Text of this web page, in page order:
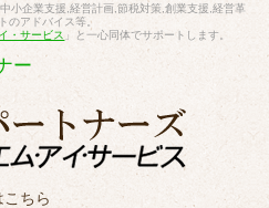
小企業支援,経営計画,節税対策,創業支援,経営革
のアドバイス等。
・サービス 」と一心同体でサポートします。
ー
ちら